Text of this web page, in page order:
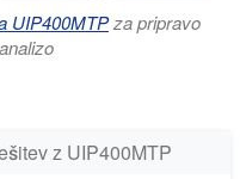
UIP400MTPza pripravo
z UIP400MTP